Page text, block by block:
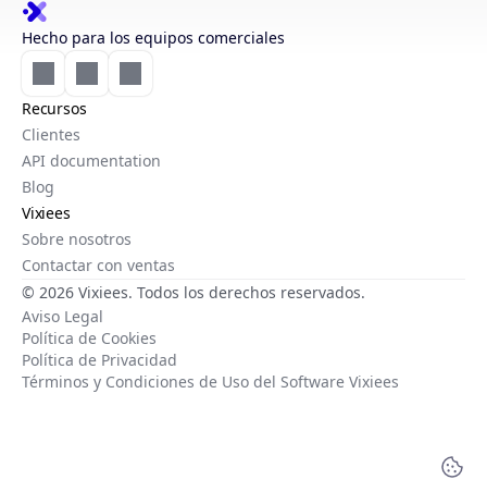
Hecho para los equipos comerciales
Recursos
Clientes
API documentation
Blog
Vixiees
Sobre nosotros
Contactar con ventas
© 2026 Vixiees. Todos los derechos reservados.
Aviso Legal
Política de Cookies
Política de Privacidad
Términos y Condiciones de Uso del Software Vixiees